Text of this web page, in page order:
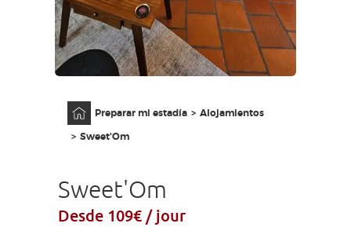
ES
Preparar mi estadía
Alojamientos
Sweet'Om
Sweet'Om
Desde 109€ / jour